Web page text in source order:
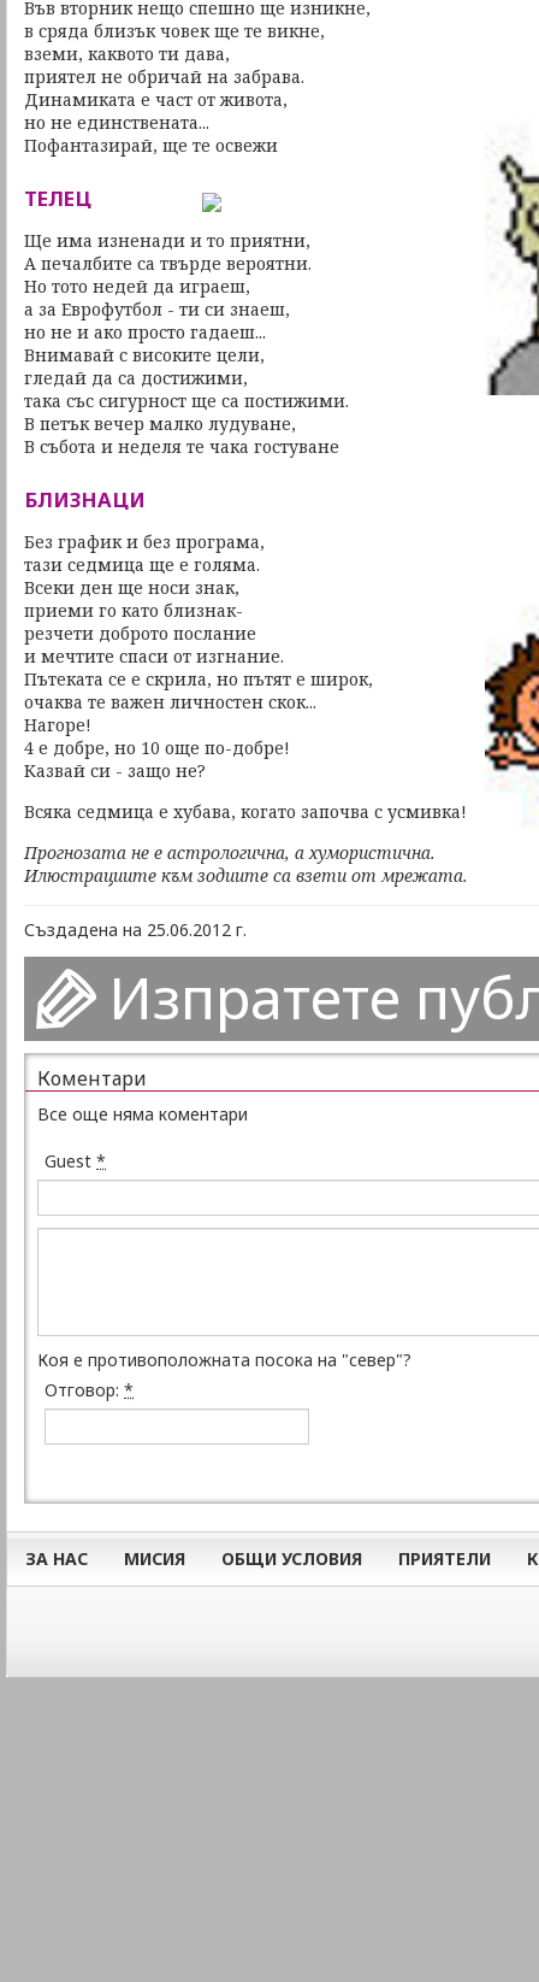
Във вторник нещо спешно ще изникне,
в сряда близък човек ще те викне,
вземи, каквото ти дава,
приятел не обричай на забрава.
Динамиката е част от живота,
но не единствената...
Пофантазирай, ще те освежи
ТЕЛЕЦ
Ще има изненади и то приятни,
А печалбите са твърде вероятни.
Но тото недей да играеш,
а за Еврофутбол - ти си знаеш,
но не и ако просто гадаеш...
Внимавай с високите цели,
гледай да са достижими,
така със сигурност ще са постижими.
В петък вечер малко лудуване,
В събота и неделя те чака гостуване
БЛИЗНАЦИ
Без график и без програма,
тази седмица ще е голяма.
Всеки ден ще носи знак,
приеми го като близнак-
резчети доброто послание
и мечтите спаси от изгнание.
Пътеката се е скрила, но пътят е широк,
очаква те важен личностен скок...
Нагоре!
4 е добре, но 10 още по-добре!
Казвай си - защо не?
Всяка седмица е хубава, когато започва с усмивка!
Прогнозата не е астрологична, а хумористична.
Илюстрациите към зодиите са взети от мрежата.
Създадена на 25.06.2012 г.
Изпратете
Коментари
Все още няма коментари
Guest *
Коя е противоположната посока на "север"?
Отговор: *
ЗА НАС МИСИЯ ОБЩИ УСЛОВИЯ ПРИЯТЕЛИ